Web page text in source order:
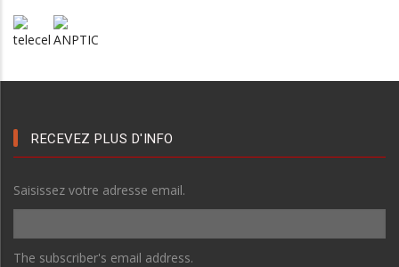
RECEVEZ PLUS D'INFO
Saisissez votre adresse email.
The subscriber's email address.